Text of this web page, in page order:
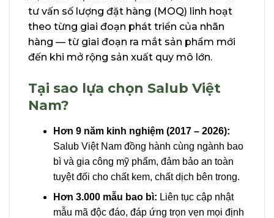
tư vấn số lượng đặt hàng (MOQ) linh hoạt
theo từng giai đoạn phát triển của nhãn
hàng — từ giai đoạn ra mắt sản phẩm mới
đến khi mở rộng sản xuất quy mô lớn.
Tại sao lựa chọn Salub Việt
Nam?
Hơn 9 năm kinh nghiệm (2017 – 2026):
Salub Việt Nam đồng hành cùng ngành bao
bì và gia công mỹ phẩm, đảm bảo an toàn
tuyệt đối cho chất kem, chất dịch bên trong.
Hơn 3.000 mẫu bao bì: Liên tục cập nhật
mẫu mã độc đáo, đáp ứng trọn vẹn mọi định